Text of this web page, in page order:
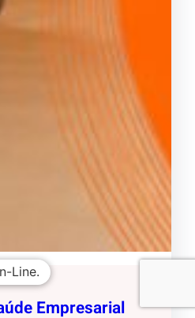
Empresarial
Line.